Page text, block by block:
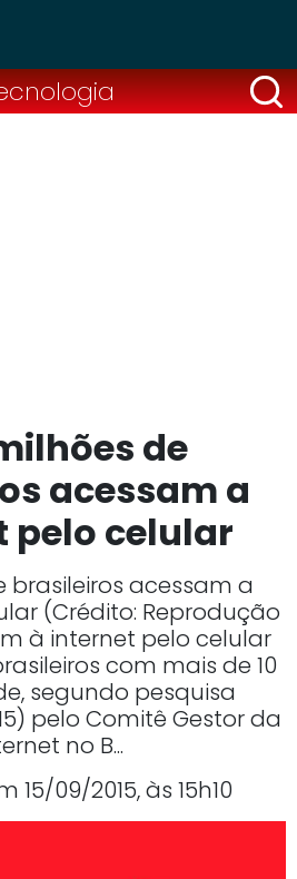
de
acessam a
pelo celular
brasileiros acessam a
(Crédito: Reprodução
à internet pelo celular
com mais de 10
segundo pesquisa
pelo Comitê Gestor da
no B...
15/09/2015, às 15h10